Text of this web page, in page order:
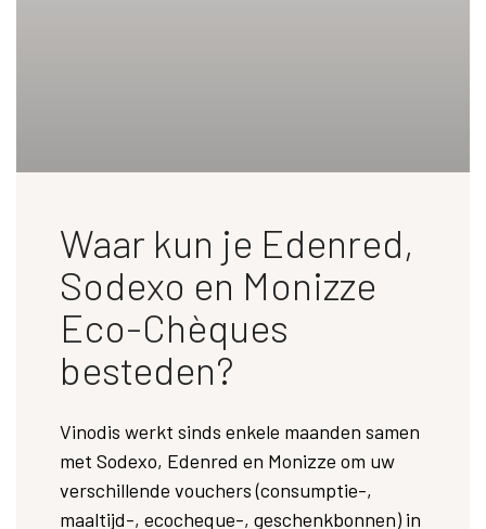
Waar kun je Edenred,
Sodexo en Monizze
Eco-Chèques
besteden?
Vinodis werkt sinds enkele maanden samen
met Sodexo, Edenred en Monizze om uw
verschillende vouchers (consumptie-,
maaltijd-, ecocheque-, geschenkbonnen) in